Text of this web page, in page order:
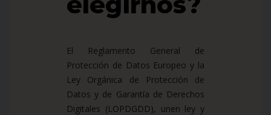
El Reglamento General de
Protección de Datos Europeo y la
Ley Orgánica de Protección de
Datos y de Garantía de Derechos
Digitales (LOPDGDD), unen ley y